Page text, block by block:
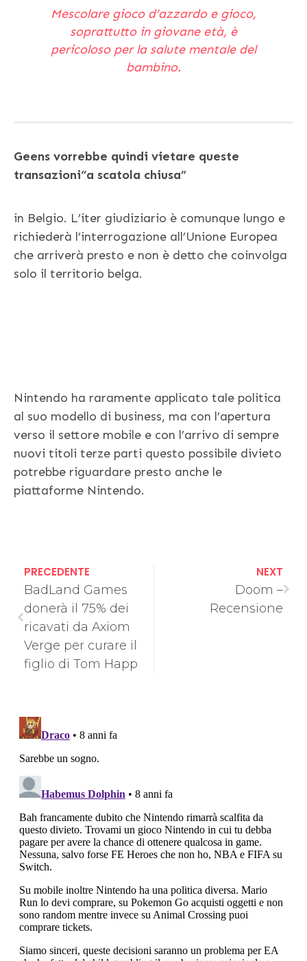
Mescolare gioco d’azzardo e gioco,
soprattutto in giovane età, è
pericoloso per la salute mentale del
bambino.
Geens vorrebbe quindi vietare queste
transazioni“a scatola chiusa”
in Belgio. L’iter giudiziario è comunque lungo e
richiederà l’interrogazione all’Unione Europea
che arriverà presto e non è detto che coinvolga
solo il territorio belga.
Nintendo ha raramente applicato tale politica
al suo modello di business, ma con l’apertura
verso il settore mobile e con l’arrivo di sempre
nuovi titoli terze parti questo possibile divieto
potrebbe riguardare presto anche le
piattaforme Nintendo.
PRECEDENTE
BadLand Games
donerà il 75% dei
ricavati da Axiom
Verge per curare il
figlio di Tom Happ
NEXT
Doom –
Recensione